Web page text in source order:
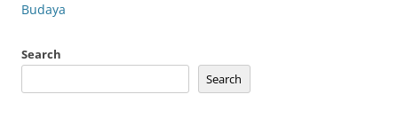
Budaya
Search
Search